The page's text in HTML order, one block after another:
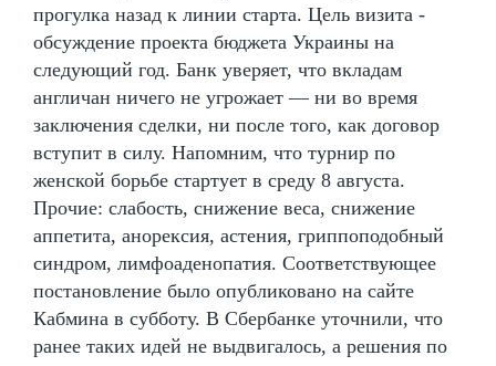
прогулка назад к линии старта. Цель визита -
обсуждение проекта бюджета Украины на
следующий год. Банк уверяет, что вкладам
англичан ничего не угрожает — ни во время
заключения сделки, ни после того, как договор
вступит в силу. Напомним, что турнир по
женской борьбе стартует в среду 8 августа.
Прочие: слабость, снижение веса, снижение
аппетита, анорексия, астения, гриппоподобный
синдром, лимфоаденопатия. Соответствующее
постановление было опубликовано на сайте
Кабмина в субботу. В Сбербанке уточнили, что
ранее таких идей не выдвигалось, а решения по